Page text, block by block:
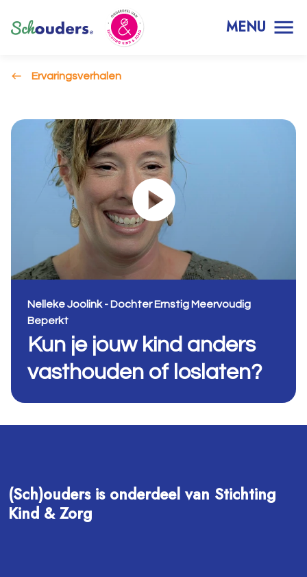
MENU
Ervaringsverhalen
Nelleke Joolink - Dochter Ernstig Meervoudig
Beperkt
Kun je jouw kind anders
vasthouden of loslaten?
(Sch)ouders is onderdeel van Stichting
Kind & Zorg